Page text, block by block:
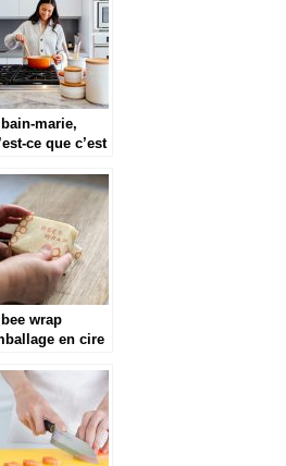
marie,
ce que c’est
wrap
en cire